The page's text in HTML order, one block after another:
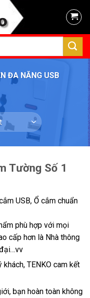
ĐA NĂNG USB
Tường Số 1
USB, Ổ cắm chuẩn
phù hợp với mọi
cấp hơn là Nhà thông
TENKO cam kết
bạn hoàn toàn không